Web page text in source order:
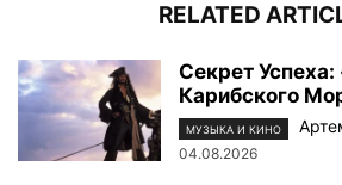
RELATED
Секрет
Карибского
МУЗЫКА И КИНО
04.08.2026